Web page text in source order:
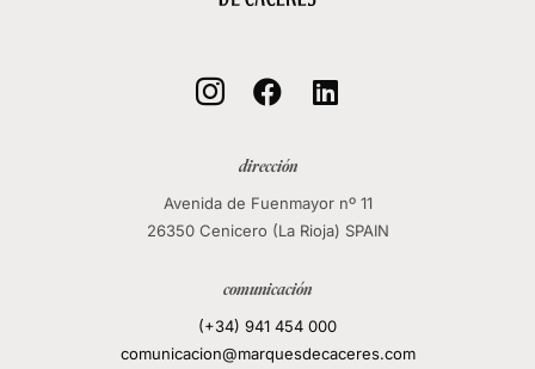
  
dirección
Avenida de Fuenmayor nº 11
26350 Cenicero (La Rioja) SPAIN
comunicación
(+34) 941 454 000
comunicacion@marquesdecaceres.com